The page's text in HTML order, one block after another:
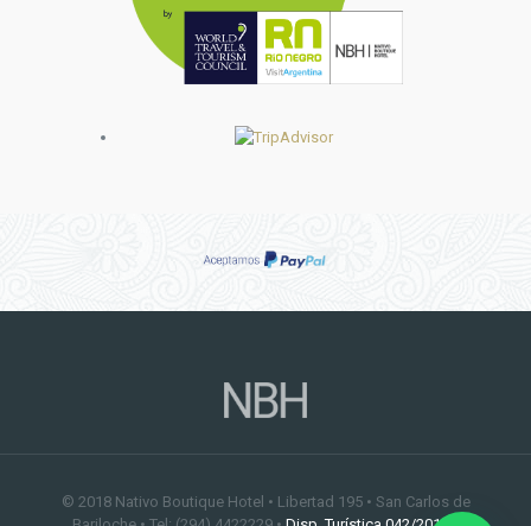
© 2018 Nativo Boutique Hotel • Libertad 195 • San Carlos de